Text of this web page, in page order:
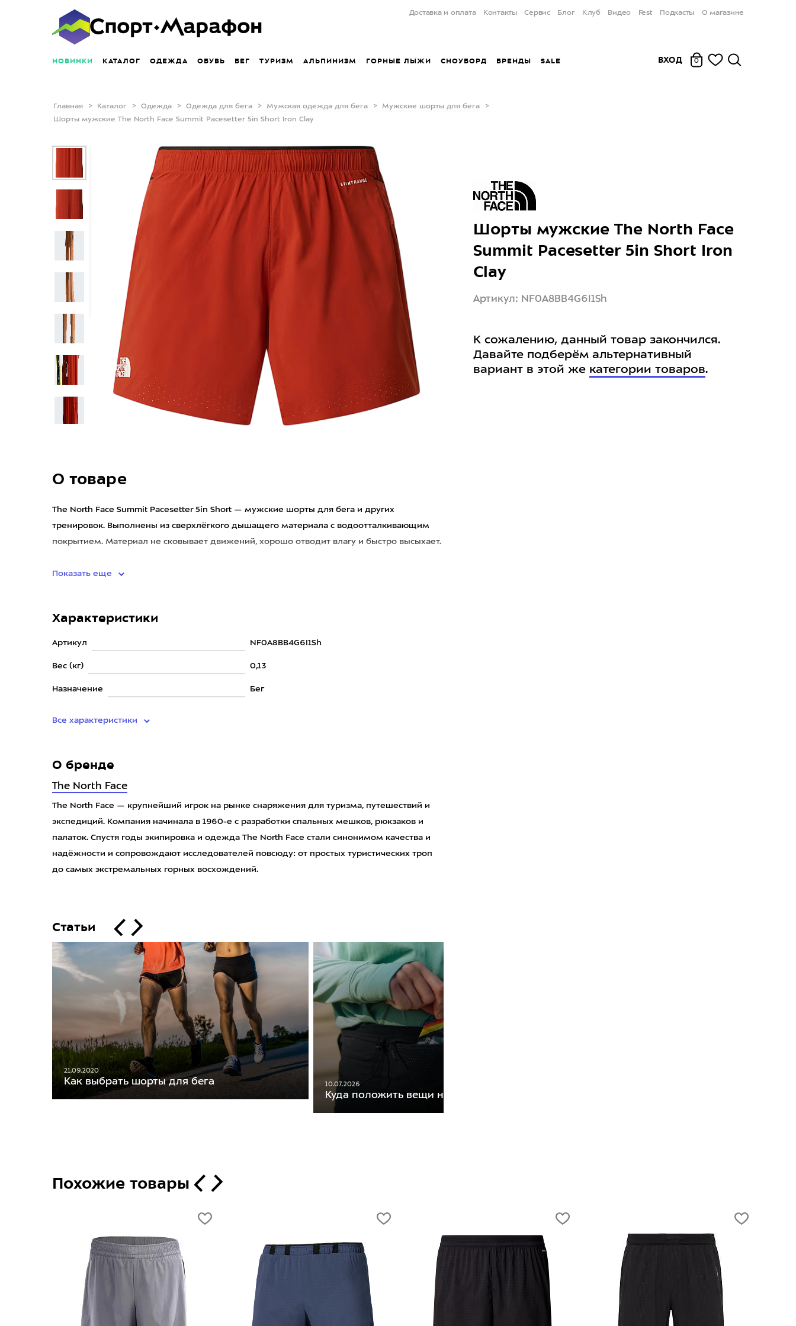
Доставка и оплата Контакты Сервис Блог Клуб Видео Fest Подкасты О магазине
НОВИНКИ КАТАЛОГ ОДЕЖДА ОБУВЬ БЕГ ТУРИЗМ АЛЬПИНИЗМ ГОРНЫЕ ЛЫЖИ СНОУБОРД БРЕНДЫ SALE ВХОД 0
Главная Каталог Одежда Одежда для бега Мужская одежда для бега
Мужские шорты для бега
Шорты мужские The North Face Summit Pacesetter 5in Short Iron Clay
О товаре
The North Face Summit Pacesetter 5in Short — мужские шорты для бега и других
тренировок. Выполнены из сверхлёгкого дышащего материала с водоотталкивающим
покрытием. Материал не сковывает движений, хорошо отводит влагу и быстро высыхает.
Показать еще
Характеристики
Артикул NF0A8BB4G6I1Sh
Вес (кг) 0,13
Назначение Бег
Все характеристики
О бренде
The North Face
The North Face — крупнейший игрок на рынке снаряжения для туризма, путешествий и
экспедиций. Компания начинала в 1960-е с разработки спальных мешков, рюкзаков и
палаток. Спустя годы экипировка и одежда The North Face стали синонимом качества и
надёжности и сопровождают исследователей повсюду: от простых туристических троп
до самых экстремальных горных восхождений.
Статьи
21.09.2020
Как выбрать шорты для бега 10.07.2026
Куда положить вещи на пробежке
Шорты мужские The North Face
Summit Pacesetter 5in Short Iron
Clay
Артикул: NF0A8BB4G6I1Sh
К сожалению, данный товар закончился.
Давайте подберём альтернативный
вариант в этой же категории товаров.
Похожие товары